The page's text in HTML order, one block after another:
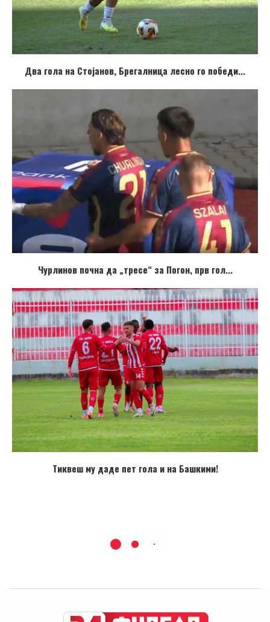
Два гола на Стојанов, Брегалница лесно го победи...
Чурлинов почна да „тресе“ за Погон, прв гол...
Тиквеш му даде пет гола и на Башкими!